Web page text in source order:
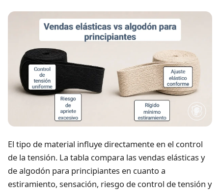
El tipo de material influye directamente en el control
de la tensión. La tabla compara las vendas elásticas y
de algodón para principiantes en cuanto a
estiramiento, sensación, riesgo de control de tensión y